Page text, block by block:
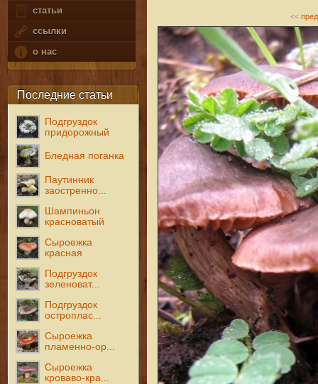
статьи
ссылки
о нас
Последние статьи
Подгруздок
придорожный
Бледная поганка
Паутинник
заостренно...
Шампиньон
красноватый
Сыроежка
красная
Подгруздок
зеленоват...
Подгруздок
остроплас...
Сыроежка
пламенно-ор...
Сыроежка
кроваво-кра...
<<